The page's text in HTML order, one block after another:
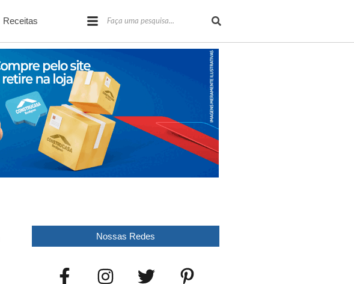
Receitas
Nossas Redes